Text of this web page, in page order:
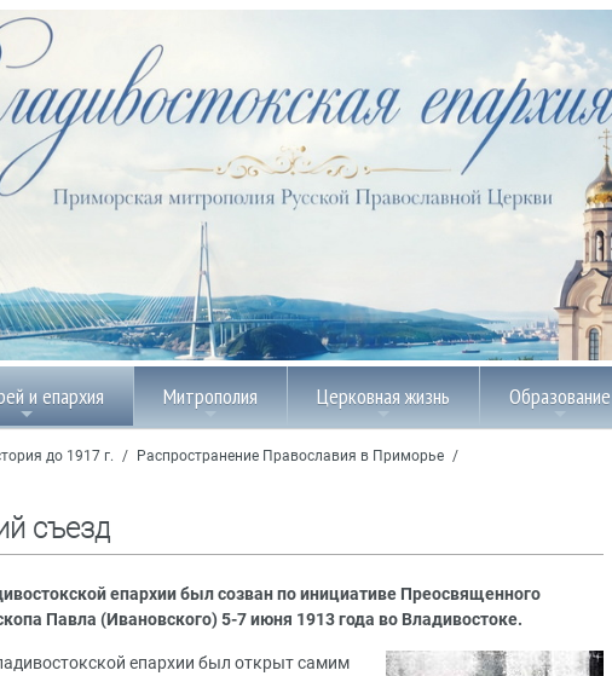
и епархия Митрополия Церковная жизнь Образование
до 1917 г. / Распространение Православия в Приморье /
съезд
епархии был созван по инициативе Преосвященного
Павла (Ивановского) 5-7 июня 1913 года во Владивостоке.
епархии был открыт самим